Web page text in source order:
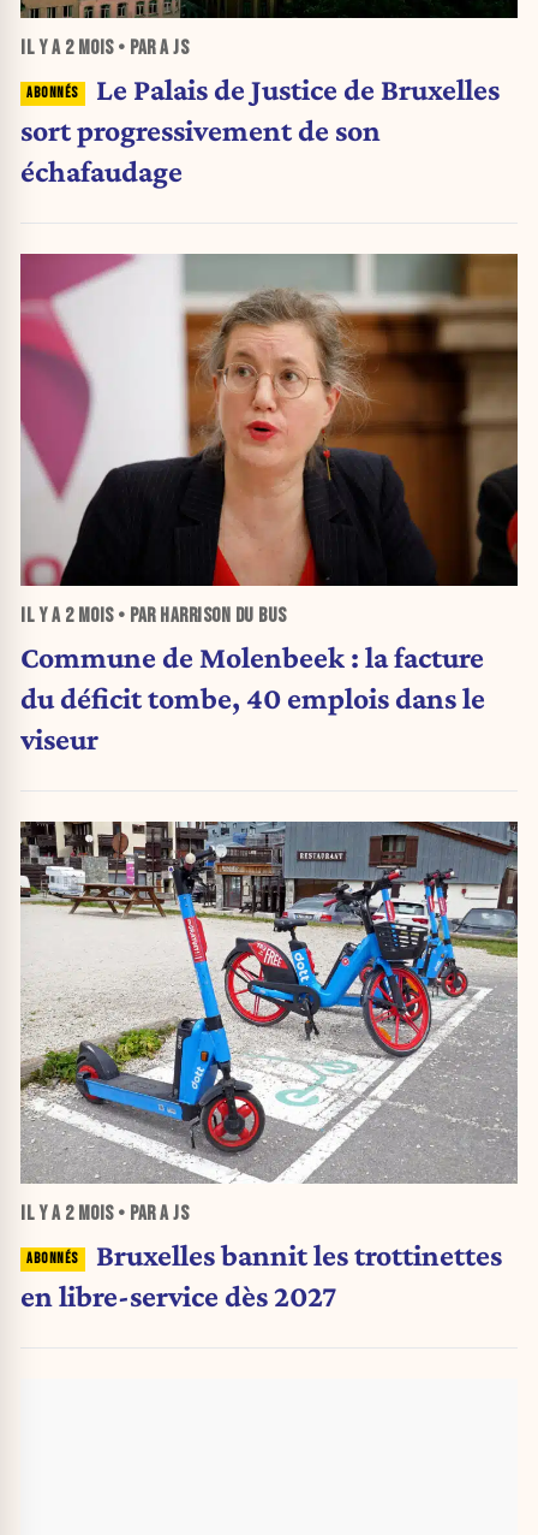
IL Y A 2 MOIS• PAR A JS
Le Palais de Justice de Bruxelles
sort progressivement de son
échafaudage
IL Y A 2 MOIS• PAR HARRISON DU BUS
Commune de Molenbeek : la facture
du déficit tombe, 40 emplois dans le
viseur
IL Y A 2 MOIS• PAR A JS
Bruxelles bannit les trottinettes
en libre-service dès 2027